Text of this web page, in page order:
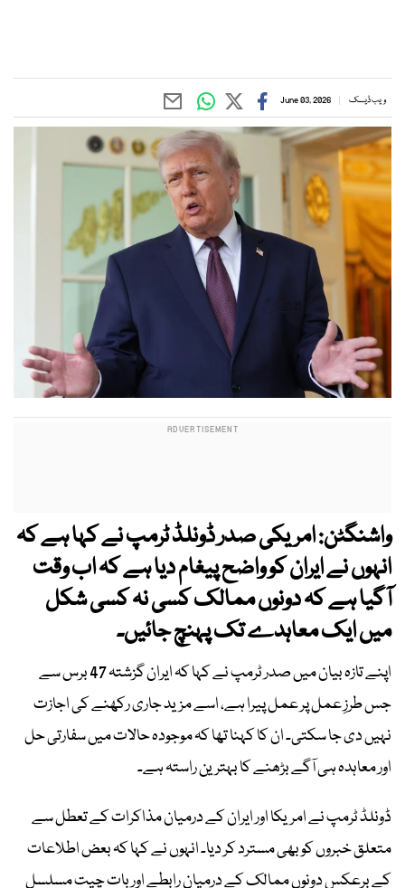
ویب ڈیسک June 03, 2026
واشنگٹن: امریکی صدر ڈونلڈ ٹرمپ نے کہا ہے کہ
انہوں نے ایران کو واضح پیغام دیا ہے کہ اب وقت
آگیا ہے کہ دونوں ممالک کسی نہ کسی شکل
میں ایک معاہدے تک پہنچ جائیں۔
اپنے تازہ بیان میں صدر ٹرمپ نے کہا کہ ایران گزشتہ 47 برس سے
جس طرزِ عمل پر عمل پیرا ہے، اسے مزید جاری رکھنے کی اجازت
نہیں دی جا سکتی۔ ان کا کہنا تھا کہ موجودہ حالات میں سفارتی حل
اور معاہدہ ہی آگے بڑھنے کا بہترین راستہ ہے۔
ڈونلڈ ٹرمپ نے امریکا اور ایران کے درمیان مذاکرات کے تعطل سے
متعلق خبروں کو بھی مسترد کر دیا۔ انہوں نے کہا کہ بعض اطلاعات
کے برعکس دونوں ممالک کے درمیان رابطے اور بات چیت مسلسل